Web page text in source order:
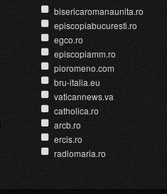
bisericaromanaunita.ro
episcopiabucuresti.ro
egco.ro
episcopiamm.ro
pioromeno.com
bru-italia.eu
vaticannews.va
catholica.ro
arcb.ro
ercis.ro
radiomaria.ro